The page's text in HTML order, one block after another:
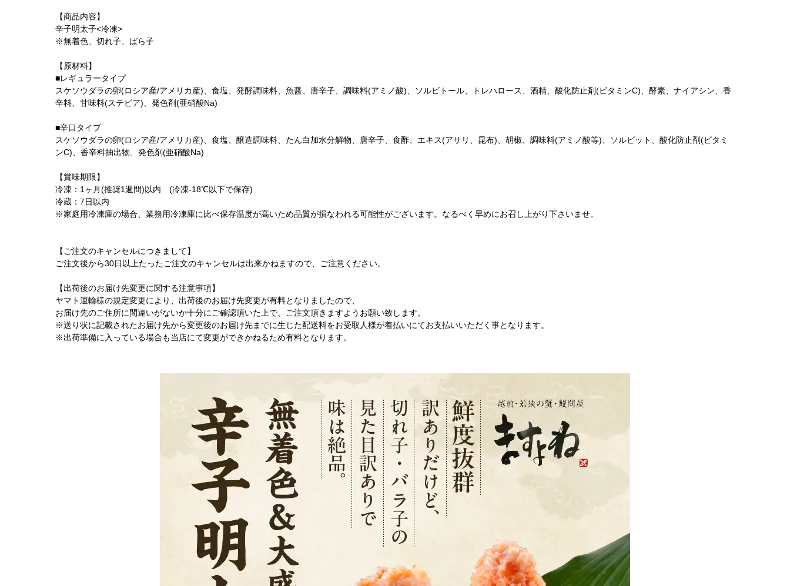
【商品内容】
辛子明太子<冷凍>
※無着色、切れ子、ばら子
【原材料】
■レギュラータイプ
スケソウダラの卵(ロシア産/アメリカ産)、食塩、発酵調味料、魚醤、唐辛子、調味料(アミノ酸)、ソルビトール、トレハロース、酒精、酸化防止剤(ビタミンC)、酵素、ナイアシン、香
辛料、甘味料(ステビア)、発色剤(亜硝酸Na)
■辛口タイプ
スケソウダラの卵(ロシア産/アメリカ産)、食塩、醸造調味料、たん白加水分解物、唐辛子、食酢、エキス(アサリ、昆布)、胡椒、調味料(アミノ酸等)、ソルビット、酸化防止剤(ビタミ
ンC)、香辛料抽出物、発色剤(亜硝酸Na)
【賞味期限】
冷凍：1ヶ月(推奨1週間)以内 (冷凍-18℃以下で保存)
冷蔵：7日以内
※家庭用冷凍庫の場合、業務用冷凍庫に比べ保存温度が高いため品質が損なわれる可能性がございます。なるべく早めにお召し上がり下さいませ。
【ご注文のキャンセルにつきまして】
ご注文後から30日以上たったご注文のキャンセルは出来かねますので、ご注意ください。
【出荷後のお届け先変更に関する注意事項】
ヤマト運輸様の規定変更により、出荷後のお届け先変更が有料となりましたので、
お届け先のご住所に間違いがないか十分にご確認頂いた上で、ご注文頂きますようお願い致します。
※送り状に記載されたお届け先から変更後のお届け先までに生じた配送料をお受取人様が着払いにてお支払いいただく事となります。
※出荷準備に入っている場合も当店にて変更ができかねるため有料となります。